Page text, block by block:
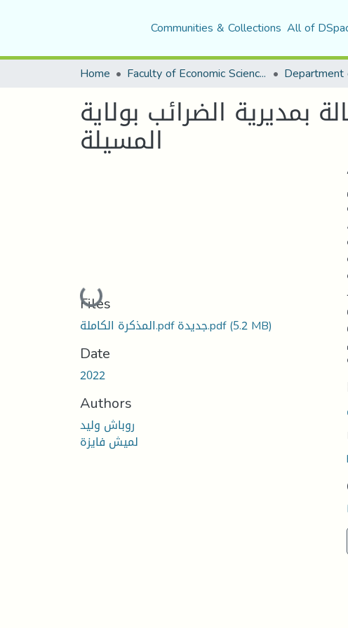
Communities & Collections All of
Home Faculty of Economic Sciences, Commerce and Management Sciences
بمديرية الضرائب بولاية
المسيلة
Loading...
Files
المذكرة الكاملة.pdf جديدة.pdf(5.2 MB)
Date
2022
Authors
روباش وليد
لميش فايزة